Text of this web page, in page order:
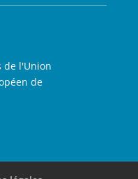
de l'Union
de